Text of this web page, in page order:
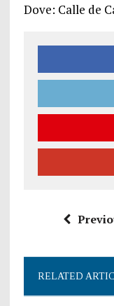
Dove: Calle de
RELATED